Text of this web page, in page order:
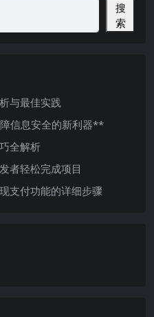
搜
索
与最佳实践
信息安全的新利器**
全解析
者轻松完成项目
支付功能的详细步骤